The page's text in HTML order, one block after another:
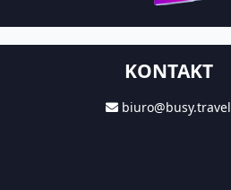
KONTAKT
biuro@busy.travel